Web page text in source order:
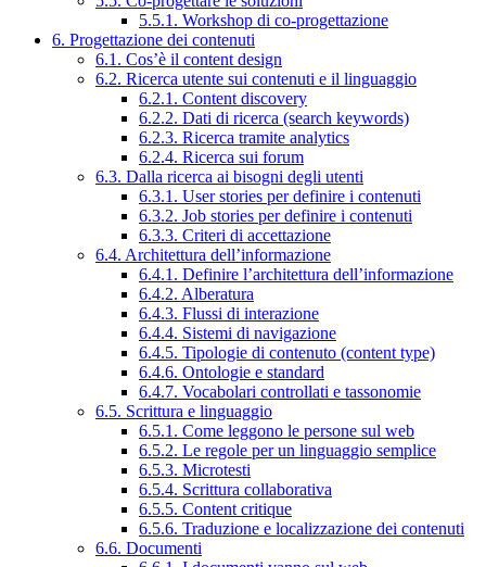
5.5.1. Workshop di co-progettazione
6. Progettazione dei contenuti
6.1. Cos’è il content design
6.2. Ricerca utente sui contenuti e il linguaggio
6.2.1. Content discovery
6.2.2. Dati di ricerca (search keywords)
6.2.3. Ricerca tramite analytics
6.2.4. Ricerca sui forum
6.3. Dalla ricerca ai bisogni degli utenti
6.3.1. User stories per definire i contenuti
6.3.2. Job stories per definire i contenuti
6.3.3. Criteri di accettazione
6.4. Architettura dell’informazione
6.4.1. Definire l’architettura dell’informazione
6.4.2. Alberatura
6.4.3. Flussi di interazione
6.4.4. Sistemi di navigazione
6.4.5. Tipologie di contenuto (content type)
6.4.6. Ontologie e standard
6.4.7. Vocabolari controllati e tassonomie
6.5. Scrittura e linguaggio
6.5.1. Come leggono le persone sul web
6.5.2. Le regole per un linguaggio semplice
6.5.3. Microtesti
6.5.4. Scrittura collaborativa
6.5.5. Content critique
6.5.6. Traduzione e localizzazione dei contenuti
6.6. Documenti